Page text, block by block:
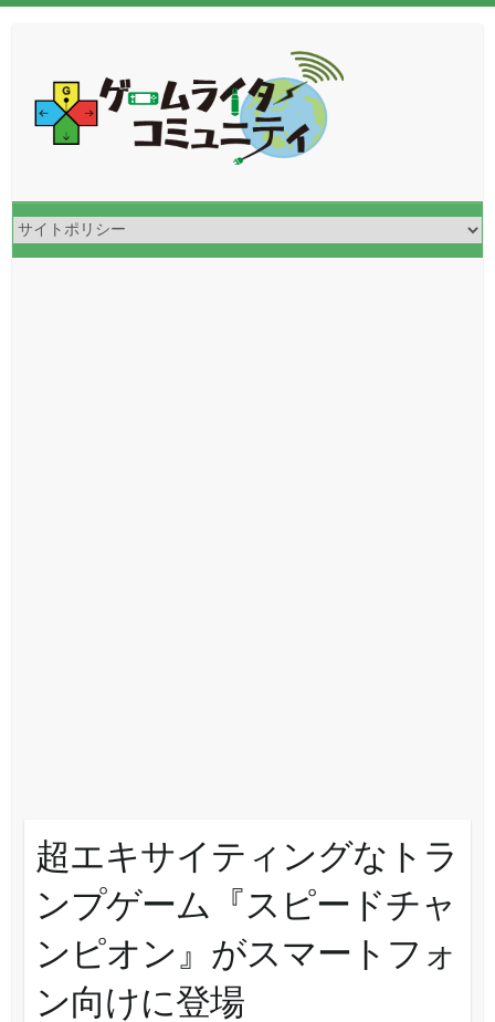
超エキサイティングなトラ
ンプゲーム『スピードチャ
ンピオン』がスマートフォ
ン向けに登場